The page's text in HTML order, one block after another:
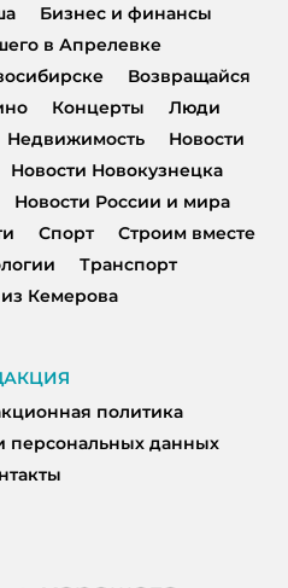
Бизнес и финансы
в Апрелевке
Возвращайся
Концерты
Люди
Недвижимость
Новости
Новости Новокузнецка
Новости России и мира
Спорт
Строим вместе
Транспорт
Кемерова
политика
персональных данных